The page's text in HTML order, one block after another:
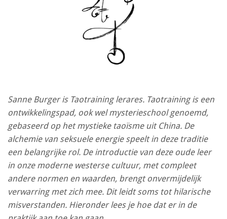
Sanne Burger is Taotraining lerares. Taotraining is een
ontwikkelingspad, ook wel mysterieschool genoemd,
gebaseerd op het mystieke taoïsme uit China. De
alchemie van seksuele energie speelt in deze traditie
een belangrijke rol. De introductie van deze oude leer
in onze moderne westerse cultuur, met compleet
andere normen en waarden, brengt onvermijdelijk
verwarring met zich mee. Dit leidt soms tot hilarische
misverstanden. Hieronder lees je hoe dat er in de